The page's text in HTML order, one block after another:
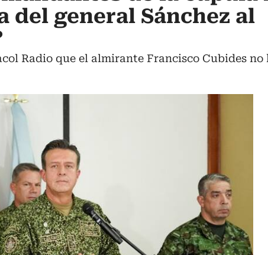
del general Sánchez al
Radio que el almirante Francisco Cubides no